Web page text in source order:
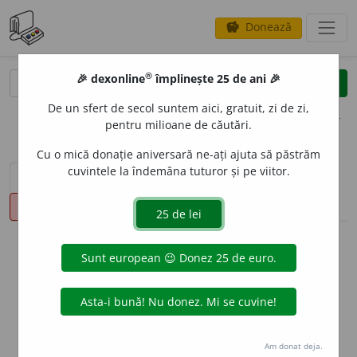
savings Donează
clear
opțiuni
sinteza definițiilor (1) definiții (19)
declinări
info
Aceste definiții sunt compilate de
echipa dexonline. Definițiile
originale se află pe filadefiniții.
Puteți reordona filele pe pagina de
🎉 dexonline® împlinește 25 de ani 🎉
De un sfert de secol suntem aici, gratuit, zi de zi,
pentru milioane de căutări.
Cu o mică donație aniversară ne-ați ajuta să păstrăm
cuvintele la îndemâna tuturor și pe viitor.
Am donat deja.